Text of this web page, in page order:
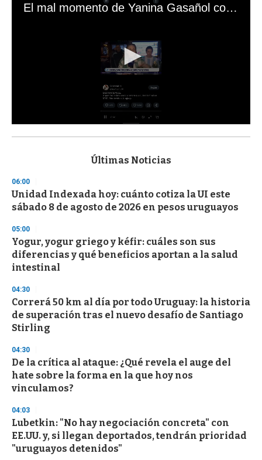
El mal momento de Yanina Gasañol con un hincha argentino en "Subrayado"
s
d
s
o
f
3
s
e
c
o
d
s
Últimas Noticias
06:00
Unidad Indexada hoy: cuánto cotiza la UI este
sábado 8 de agosto de 2026 en pesos uruguayos
05:00
Yogur, yogur griego y kéfir: cuáles son sus
diferencias y qué beneficios aportan a la salud
intestinal
04:30
Correrá 50 km al día por todo Uruguay: la historia
de superación tras el nuevo desafío de Santiago
Stirling
04:30
De la crítica al ataque: ¿Qué revela el auge del
hate sobre la forma en la que hoy nos
vinculamos?
04:03
Lubetkin: "No hay negociación concreta" con
EE.UU. y, si llegan deportados, tendrán prioridad
"uruguayos detenidos"